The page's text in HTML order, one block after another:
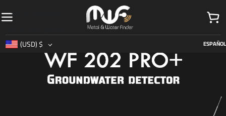
Skip to navigation
(USD)$ ESPAÑOL